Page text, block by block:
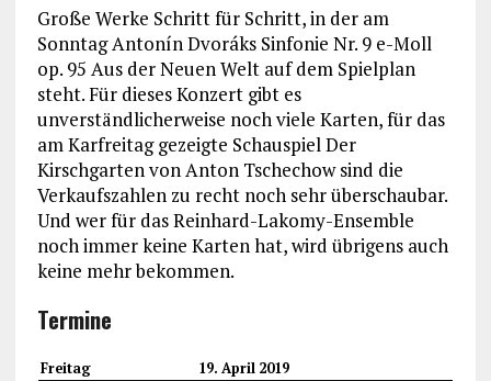
Große Werke Schritt für Schritt, in der am
Sonntag Antonín Dvoráks Sinfonie Nr. 9 e-Moll
op. 95 Aus der Neuen Welt auf dem Spielplan
steht. Für dieses Konzert gibt es
unverständlicherweise noch viele Karten, für das
am Karfreitag gezeigte Schauspiel Der
Kirschgarten von Anton Tschechow sind die
Verkaufszahlen zu recht noch sehr überschaubar.
Und wer für das Reinhard-Lakomy-Ensemble
noch immer keine Karten hat, wird übrigens auch
keine mehr bekommen.
Termine
Freitag
19. April 2019